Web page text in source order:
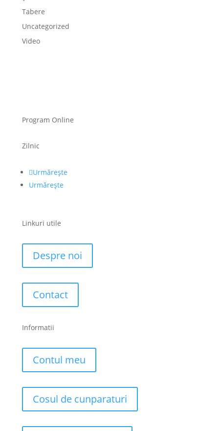
Tabere
Uncategorized
Video
Program Online
Zilnic
Urmărește
Urmărește
Linkuri utile
Despre noi
Contact
Informatii
Contul meu
Cosul de cunparaturi